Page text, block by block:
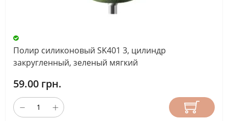
Полир силиконовый SK401 3, цилиндр
закругленный, зеленый мягкий
59.00 грн.